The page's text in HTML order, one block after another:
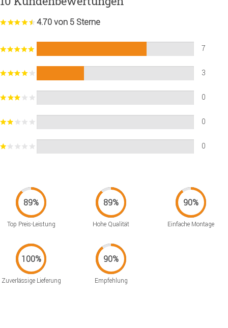
4.70 von 5 Sterne
7
3
0
0
0
Top Preis-Leistung Hohe Qualität Einfache Montage
Zuverlässige Lieferung Empfehlung